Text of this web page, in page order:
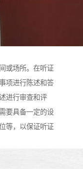
或场所。在听证
项进行陈述和答
进行审查和评
要具备一定的设
等，以保证听证